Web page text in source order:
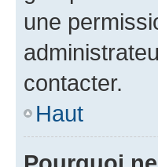
une
contacter.
Haut